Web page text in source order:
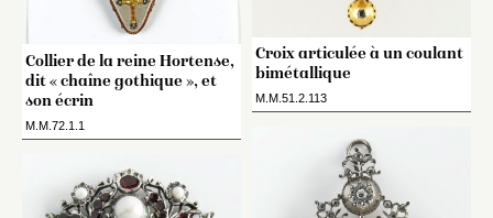
Collier de la reine Hortense,
dit « chaîne gothique », et
son écrin
M.M.72.1.1
Croix articulée à un coulant
bimétallique
M.M.51.2.113